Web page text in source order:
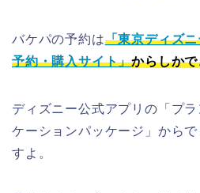
バケパの予約は「東京ディズ
予約・購入サイト」からしか
ディズニー公式アプリの「プ
ケーションパッケージ」から
すよ。